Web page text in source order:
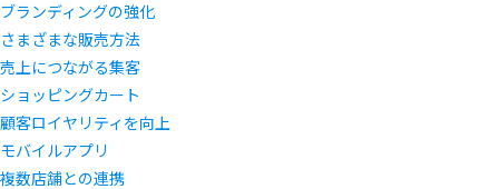
ブランディングの強化
さまざまな販売方法
売上につながる集客
ショッピングカート
顧客ロイヤリティを向上
モバイルアプリ
複数店舗との連携